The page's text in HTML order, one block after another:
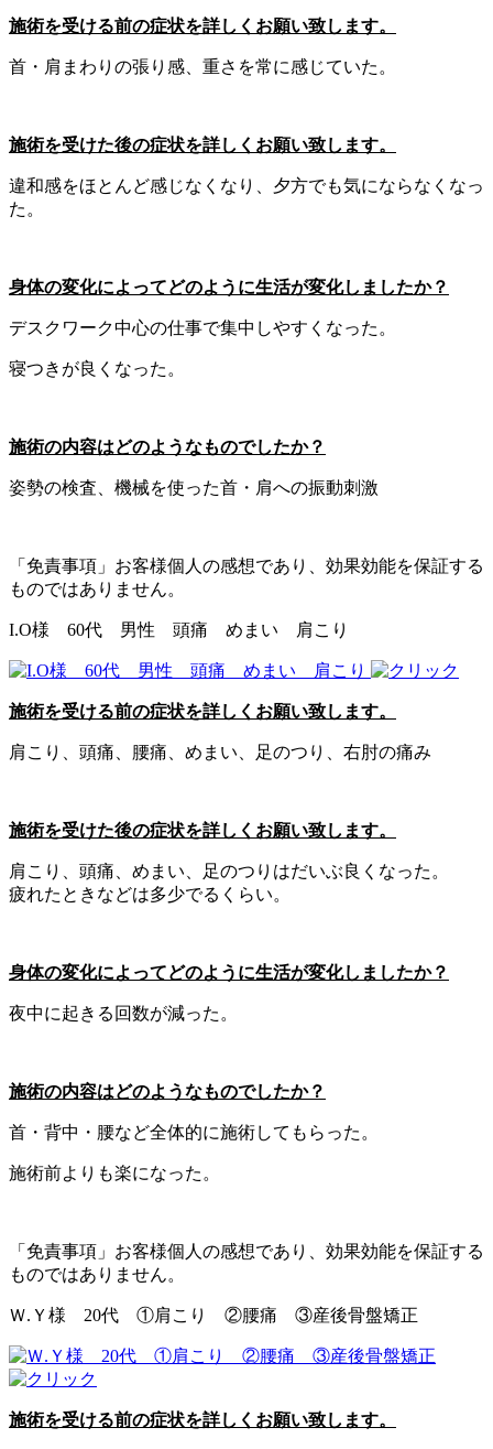
施術を受ける前の症状を詳しくお願い致します。
首・肩まわりの張り感、重さを常に感じていた。
施術を受けた後の症状を詳しくお願い致します。
違和感をほとんど感じなくなり、夕方でも気にならなくなっ
た。
身体の変化によってどのように生活が変化しましたか？
デスクワーク中心の仕事で集中しやすくなった。
寝つきが良くなった。
施術の内容はどのようなものでしたか？
姿勢の検査、機械を使った首・肩への振動刺激
「免責事項」お客様個人の感想であり、効果効能を保証する
ものではありません。
I.O様 60代 男性 頭痛 めまい 肩こり
施術を受ける前の症状を詳しくお願い致します。
肩こり、頭痛、腰痛、めまい、足のつり、右肘の痛み
施術を受けた後の症状を詳しくお願い致します。
肩こり、頭痛、めまい、足のつりはだいぶ良くなった。
疲れたときなどは多少でるくらい。
身体の変化によってどのように生活が変化しましたか？
夜中に起きる回数が減った。
施術の内容はどのようなものでしたか？
首・背中・腰など全体的に施術してもらった。
施術前よりも楽になった。
「免責事項」お客様個人の感想であり、効果効能を保証する
ものではありません。
Ｗ.Ｙ様 20代 ①肩こり ②腰痛 ③産後骨盤矯正
施術を受ける前の症状を詳しくお願い致します。